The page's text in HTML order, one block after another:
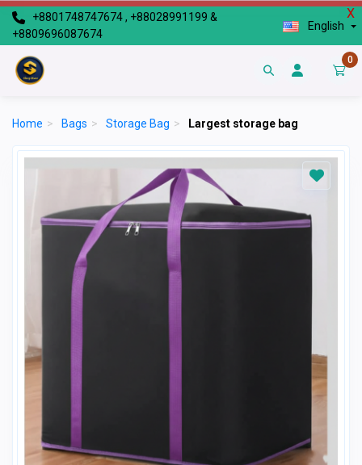
X
+8801748747674 , +88028991199 &
+8809696087674
English
0
Home > Bags > Storage Bag > Largest storage bag